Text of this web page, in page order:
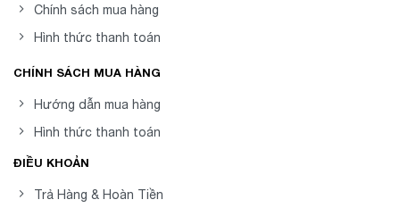
Chính sách mua hàng
Hình thức thanh toán
CHÍNH SÁCH MUA HÀNG
Hướng dẫn mua hàng
Hình thức thanh toán
ĐIỀU KHOẢN
Trả Hàng & Hoàn Tiền